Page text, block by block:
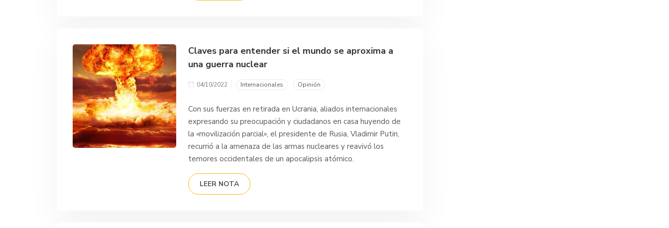
Claves para entender si el mundo se aproxima a
una guerra nuclear
04/10/2022 Internacionales Opinión
Con sus fuerzas en retirada en Ucrania, aliados internacionales
expresando su preocupación y ciudadanos en casa huyendo de
la «movilización parcial», el presidente de Rusia, Vladimir Putin,
recurrió a la amenaza de las armas nucleares y reavivó los
temores occidentales de un apocalipsis atómico.
LEER NOTA